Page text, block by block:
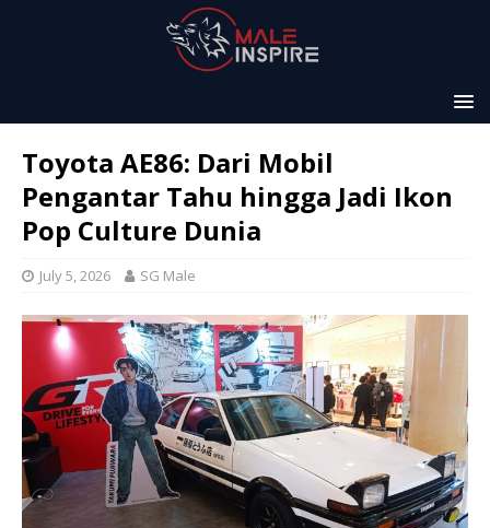
Toyota AE86: Dari Mobil
Pengantar Tahu hingga Jadi Ikon
Pop Culture Dunia
July 5, 2026 SG Male